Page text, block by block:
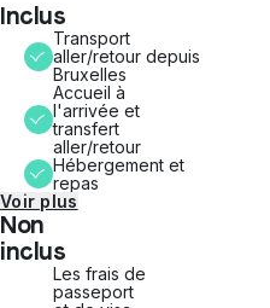
Inclus
Transport
aller/retour depuis
Bruxelles
Accueil à
l'arrivée et
transfert
aller/retour
Hébergement et
repas
Voir plus
Non
inclus
Les frais de
passeport